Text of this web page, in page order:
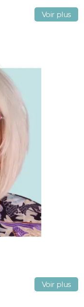
Voir plus
Voir plus